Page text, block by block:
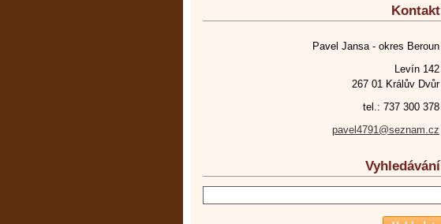
Kontakt
Pavel Jansa - okres Beroun
Levín 142
267 01 Králův Dvůr
tel.: 737 300 378
pavel4791@seznam.cz
Vyhledávání